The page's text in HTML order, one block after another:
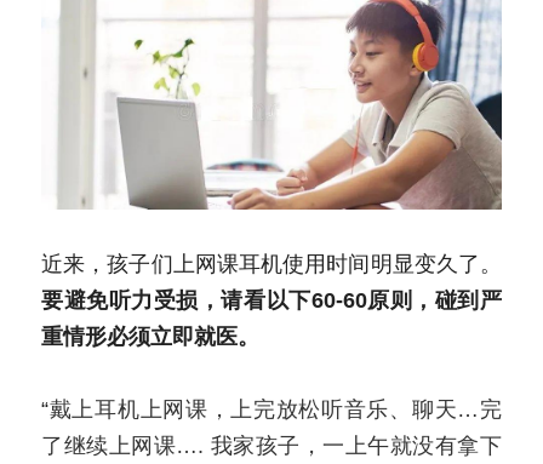
近来，孩子们上网课耳机使用时间明显变久了。
要避免听力受损，请看以下60-60原则，碰到严
重情形必须立即就医。
“戴上耳机上网课，上完放松听音乐、聊天…完
了继续上网课…. 我家孩子，一上午就没有拿下